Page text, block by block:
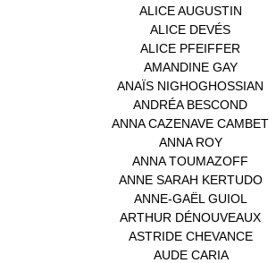
ALICE AUGUSTIN
ALICE DEVÉS
ALICE PFEIFFER
AMANDINE GAY(1)
ANAÏS NIGHOGHOSSIAN
ANDRÉA BESCOND
ANNA CAZENAVE CAMBET
ANNA ROY(1)
ANNA TOUMAZOFF
ANNE SARAH KERTUDO(1)
ANNE-GAËL GUIOL
ARTHUR DÉNOUVEAUX
ASTRIDE CHEVANCE(3)
AUDE CARIA(1)